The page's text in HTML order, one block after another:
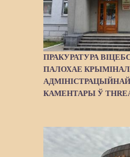
ПРАКУРАТУРА
ПАЛОХАЕ
КАМЕНТАРЫ Ў